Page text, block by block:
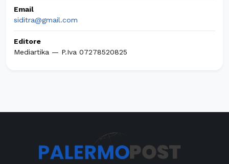
Email
siditra@gmail.com
Editore
Mediartika — P.Iva 07278520825